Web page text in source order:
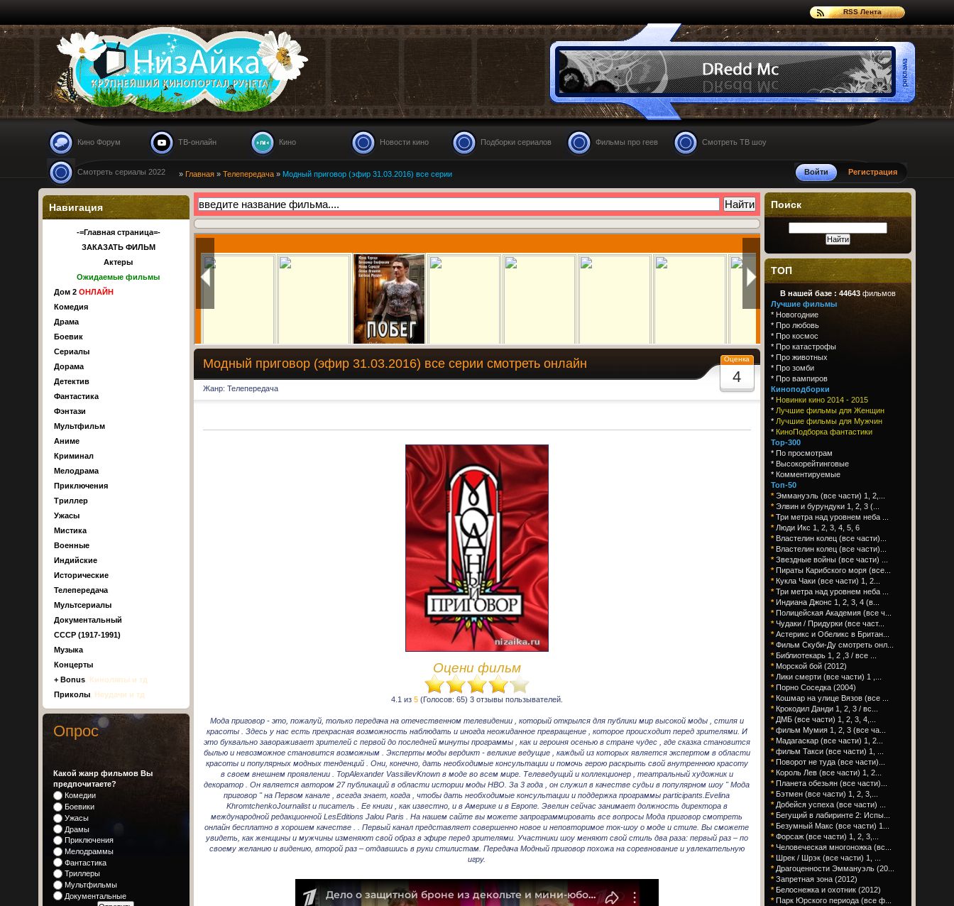
RSS Лента
Nizaika.ru
Кино Форум ТВ-онлайн Кино Новости кино Подборки сериалов Фильмы про геев Смотреть ТВ шоу
Смотреть сериалы 2022 Войти Регистрация
» Главная» Телепередача» Модный приговор (эфир 31.03.2016) все серии
Модный приговор (эфир 31.03.2016) все серии смотреть онлайн
Жанр: Телепередача
Оценка
4
Оцени фильм
4.1 из 5(Голосов: 65) 3 отзывы пользывателей.
Мода приговор - это, пожалуй, только передача на отечественном телевидении , который открылся для публики мир высокой моды , стиля и
красоты . Здесь у нас есть прекрасная возможность наблюдать и иногда неожиданное превращение , которое происходит перед зрителями. И
это буквально завораживает зрителей с первой до последней минуты программы , как и героиня осенью в стране чудес , где сказка становится
былью и невозможное становится возможным . Эксперты моды вердикт - великие ведущие , каждый из которых является экспертом в области
красоты и популярных модных тенденций . Они, конечно, дать необходимые консультации и помочь герою раскрыть свой внутреннюю красоту
в своем внешнем проявлении . TopAlexander VassilievKnown в моде во всем мире. Телеведущий и коллекционер , театральный художник и
декоратор . Он является автором 27 публикаций в области истории моды НВО. За 3 года , он служил в качестве судьи в популярном шоу " Мода
приговор " на Первом канале , всегда знает, когда , чтобы дать необходимые консультации и поддержка программы participants.Evelina
KhromtchenkoJournalist и писатель . Ее книги , как известно, и в Америке и в Европе. Эвелин сейчас занимает должность директора в
международной редакционной LesEditions Jalou Paris . На нашем сайте вы можете запрограммировать все вопросы Мода приговор смотреть
онлайн бесплатно в хорошем качестве . . Первый канал представляет совершенно новое и неповторимое ток-шоу о моде и стиле. Вы сможете
увидеть, как женщины и мужчины изменяют свой образ в эфире перед зрителями. Участники шоу меняют свой стиль два раза: первый раз – по
своему желанию и видению, второй раз – отдавшись в руки стилистам. Передача Модный приговор похожа на соревнование и увлекательную
игру.
Поиск
ТОП
В нашей базе : 44643 фильмов
Лучшие фильмы
* Новогодние
* Про любовь
* Про космос
* Про катастрофы
* Про животных
* Про зомби
* Про вампиров
Киноподборки
* Новинки кино 2014 - 2015
*Лучшие фильмы для Женщин
*Лучшие фильмы для Мужчин
* КиноПодборка фантастики
Top-300
* По просмотрам
* Высокорейтинговые
* Комментируемые
Топ-50
* Эммануэль (все части) 1, 2,...
* Элвин и бурундуки 1, 2, 3 (...
* Три метра над уровнем неба ...
* Люди Икс 1, 2, 3, 4, 5, 6
* Властелин колец (все части)...
* Властелин колец (все части)...
* Звездные войны (все части) ...
* Пираты Карибского моря (все...
* Кукла Чаки (все части) 1, 2...
* Три метра над уровнем неба ...
* Индиана Джонс 1, 2, 3, 4 (в...
* Полицейская Академия (все ч...
* Чудаки / Придурки (все част...
* Астерикс и Обеликс в Британ...
* Фильм Скуби-Ду смотреть онл...
* Библиотекарь 1, 2 ,3 / все ...
* Морской бой (2012)
* Лики смерти (все части) 1 ,...
* Порно Соседка (2004)
* Кошмар на улице Вязов (все ...
* Крокодил Данди 1, 2, 3 / вс...
* ДМБ (все части) 1, 2, 3, 4,...
* фильм Мумия 1, 2, 3 (все ча...
* Мадагаскар (все части) 1, 2...
* фильм Такси (все части) 1, ...
* Поворот не туда (все части)...
* Король Лев (все части) 1, 2...
* Планета обезьян (все части)...
* Бэтмен (все части) 1, 2, 3,...
* Добейся успеха (все части) ...
* Бегущий в лабиринте 2: Испы...
* Безумный Макс (все части) 1...
* Форсаж (все части) 1, 2, 3,...
* Человеческая многоножка (вс...
* Шрек / Шрэк (все части) 1, ...
* Драгоценности Эммануэль (20...
* Запретная зона (2012)
* Белоснежка и охотник (2012)
* Парк Юрского периода (все ф...
Навигация
-=Главная страница=-
ЗАКАЗАТЬ ФИЛЬМ
Актеры
Ожидаемые фильмы
Дом 2 ОНЛАЙН
Комедия
Драма
Боевик
Сериалы
Дорама
Детектив
Фантастика
Фэнтази
Мультфильм
Аниме
Криминал
Мелодрама
Приключения
Триллер
Ужасы
Мистика
Военные
Индийские
Исторические
Телепередача
Мультсериалы
Документальный
СССР (1917-1991)
Музыка
Концерты
+ Bonus, Киноляпы и тд
Приколы, Неудачи и тд
Опрос
Какой жанр фильмов Вы
предпочитаете?
Комедии
Боевики
Ужасы
Драмы
Приключения
Мелодраммы
Фантастика
Триллеры
Мультфильмы
Документальные